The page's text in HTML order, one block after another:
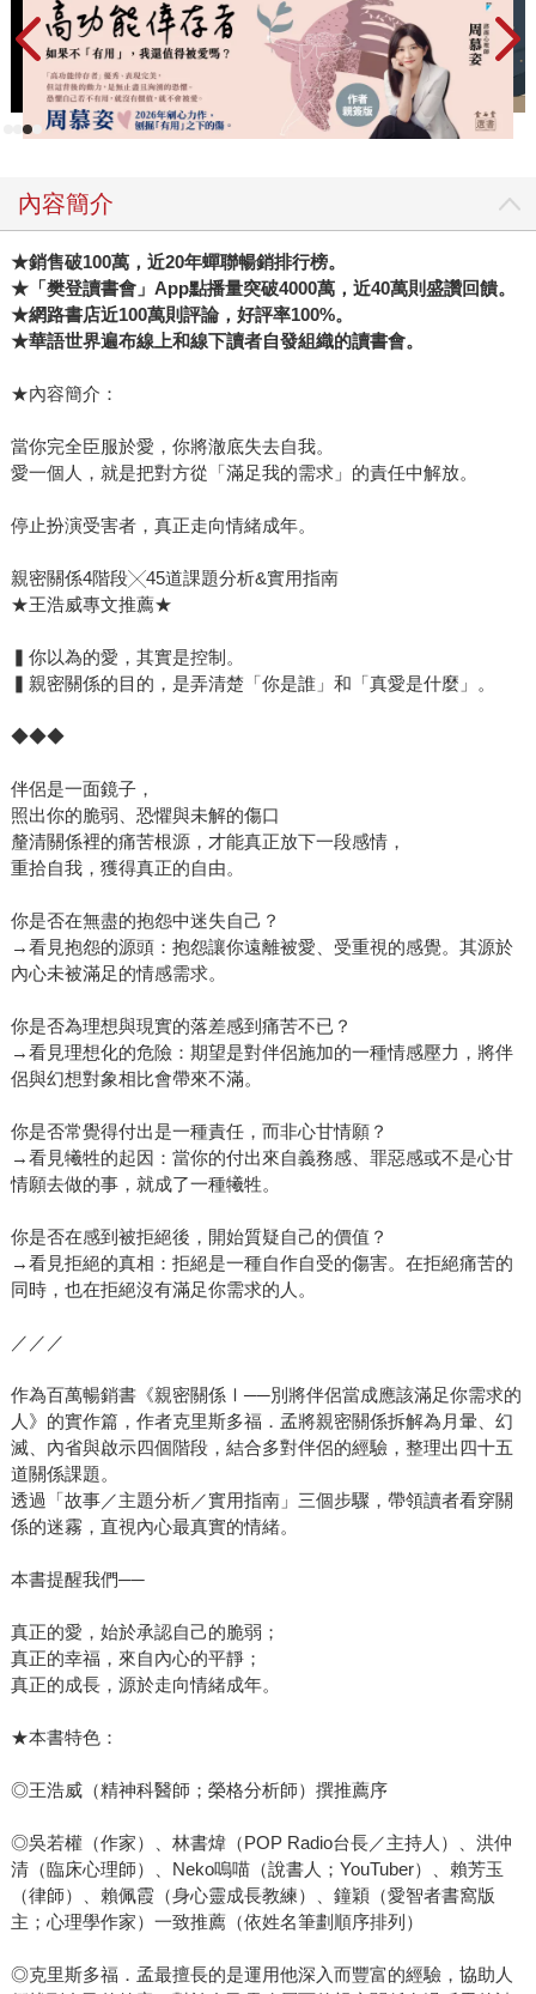
內容簡介
★銷售破100萬，近20年蟬聯暢銷排行榜。
★「樊登讀書會」App點播量突破4000萬，近40萬則盛讚回饋。
★網路書店近100萬則評論，好評率100%。
★華語世界遍布線上和線下讀者自發組織的讀書會。
★內容簡介：
當你完全臣服於愛，你將澈底失去自我。
愛一個人，就是把對方從「滿足我的需求」的責任中解放。
停止扮演受害者，真正走向情緒成年。
親密關係4階段╳45道課題分析&實用指南
★王浩威專文推薦★
▍你以為的愛，其實是控制。
▍親密關係的目的，是弄清楚「你是誰」和「真愛是什麼」。
◆◆◆
伴侶是一面鏡子，
照出你的脆弱、恐懼與未解的傷口
釐清關係裡的痛苦根源，才能真正放下一段感情，
重拾自我，獲得真正的自由。
你是否在無盡的抱怨中迷失自己？
→看見抱怨的源頭：抱怨讓你遠離被愛、受重視的感覺。其源於
內心未被滿足的情感需求。
你是否為理想與現實的落差感到痛苦不已？
→看見理想化的危險：期望是對伴侶施加的一種情感壓力，將伴
侶與幻想對象相比會帶來不滿。
你是否常覺得付出是一種責任，而非心甘情願？
→看見犧牲的起因：當你的付出來自義務感、罪惡感或不是心甘
情願去做的事，就成了一種犧牲。
你是否在感到被拒絕後，開始質疑自己的價值？
→看見拒絕的真相：拒絕是一種自作自受的傷害。在拒絕痛苦的
同時，也在拒絕沒有滿足你需求的人。
／／／
作為百萬暢銷書《親密關係Ⅰ──別將伴侶當成應該滿足你需求的
人》的實作篇，作者克里斯多福．孟將親密關係拆解為月暈、幻
滅、內省與啟示四個階段，結合多對伴侶的經驗，整理出四十五
道關係課題。
透過「故事／主題分析／實用指南」三個步驟，帶領讀者看穿關
係的迷霧，直視內心最真實的情緒。
本書提醒我們──
真正的愛，始於承認自己的脆弱；
真正的幸福，來自內心的平靜；
真正的成長，源於走向情緒成年。
★本書特色：
◎王浩威（精神科醫師；榮格分析師）撰推薦序
◎吳若權（作家）、林書煒（POP Radio台長／主持人）、洪仲
清（臨床心理師）、Neko嗚喵（說書人；YouTuber）、賴芳玉
（律師）、賴佩霞（身心靈成長教練）、鐘穎（愛智者書窩版
主；心理學作家）一致推薦（依姓名筆劃順序排列）
◎克里斯多福．孟最擅長的是運用他深入而豐富的經驗，協助人